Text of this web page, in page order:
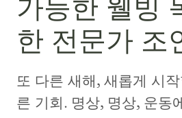
가능한 웰빙
한 전문가 조
또 다른 새해, 새롭게 시
른 기회. 명상, 명상, 운동